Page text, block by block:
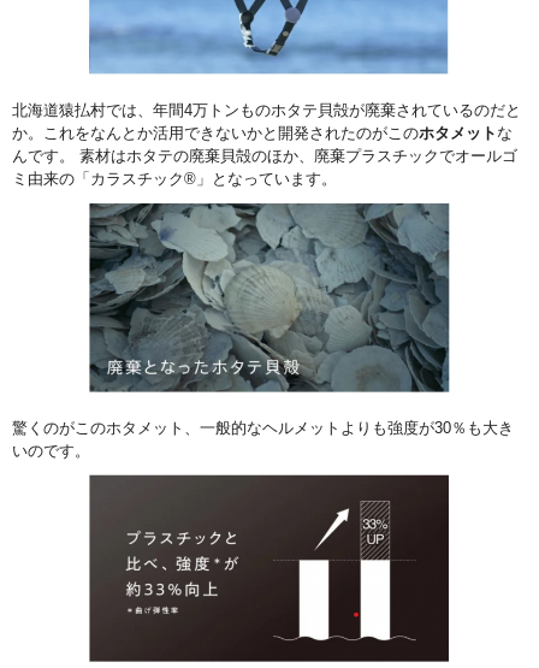
北海道猿払村では、年間4万トンものホタテ貝殻が廃棄されているのだと
か。これをなんとか活用できないかと開発されたのがこのホタメット な
んです。 素材はホタテの廃棄貝殻のほか、廃棄プラスチックでオールゴ
ミ由来の「カラスチック®」となっています。
驚くのがこのホタメット、一般的なヘルメットよりも強度が30％も大き
いのです。